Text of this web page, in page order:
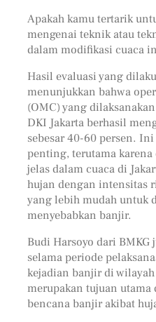
Apakah kamu tertarik
mengenai teknik atau
dalam modifikasi cuaca
Hasil evaluasi yang
menunjukkan bahwa
(OMC) yang
DKI Jakarta berhasil
sebesar 40-60 persen.
penting, terutama
jelas dalam cuaca di
hujan dengan intensitas
yang lebih mudah untuk
menyebabkan banjir.
Budi Harsoyo dari BMKG
selama periode
kejadian banjir di wilayah
merupakan tujuan
bencana banjir akibat